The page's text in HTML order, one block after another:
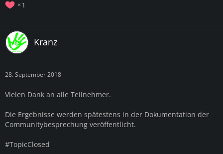
1
Kranz
28. September 2018
Vielen Dank an alle Teilnehmer.
Die Ergebnisse werden spätestens in der Dokumentation der
Communitybesprechung veröffentlicht.
#TopicClosed